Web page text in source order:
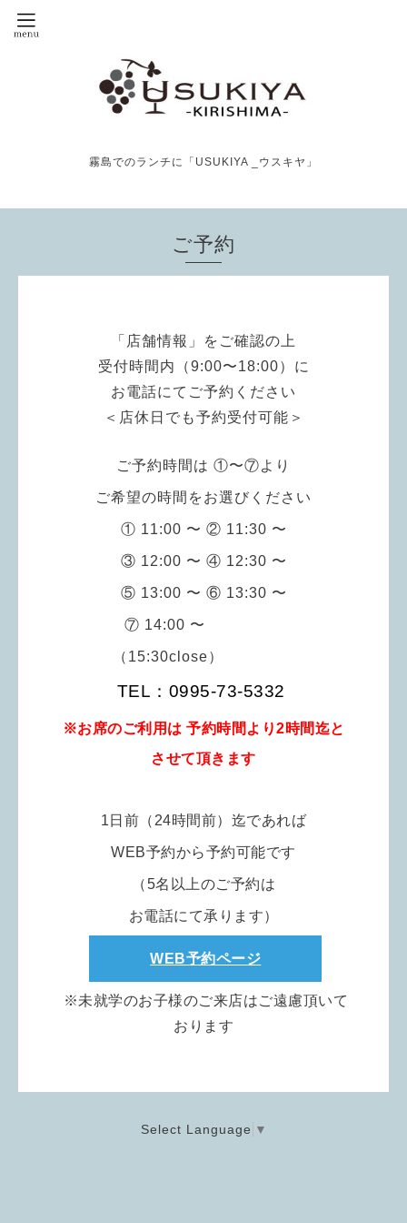
霧島でのランチに「USUKIYA _ウスキヤ」
ご予約
「店舗情報」をご確認の上
受付時間内（9:00〜18:00）に
お電話にてご予約ください
＜店休日でも予約受付可能＞
ご予約時間は ①〜⑦より
ご希望の時間をお選びください
① 11:00 〜 ② 11:30 〜
③ 12:00 〜 ④ 12:30 〜
⑤ 13:00 〜 ⑥ 13:30 〜
⑦ 14:00 〜
（15:30close）
TEL：0995-73-5332
※お席のご利用は 予約時間より2時間迄と
させて頂きます
1日前（24時間前）迄であれば
WEB予約から予約可能です
（5名以上のご予約は
お電話にて承ります）
WEB予約ページ
※未就学のお子様のご来店はご遠慮頂いて
おります
Select Language ▼